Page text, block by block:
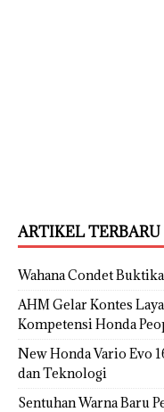
ARTIKEL TERBARU
Wahana Condet
AHM Gelar Kontes
Kompetensi Honda
New Honda Vario Evo
dan Teknologi
Sentuhan Warna Baru